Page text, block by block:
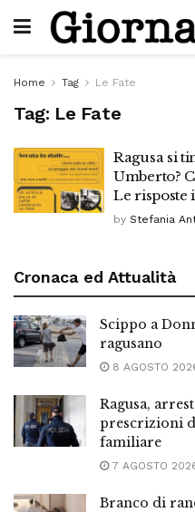
Home Tag Le Fate
Tag: Le Fate
Ragusa si
Umberto?
Le risposte
by Stefania
Cronaca ed Attualità
Scippo a
ragusano
8 AGOSTO
Ragusa,
prescrizioni
familiare
7 AGOSTO
Branco di